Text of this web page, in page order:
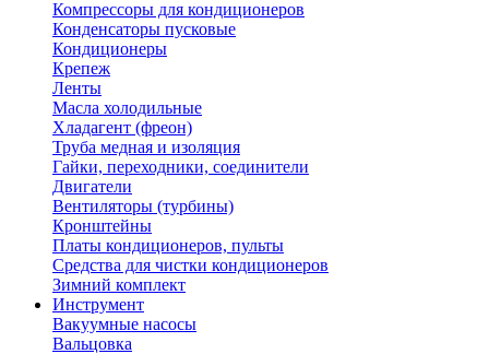
Компрессоры для кондиционеров
Конденсаторы пусковые
Кондиционеры
Крепеж
Ленты
Масла холодильные
Хладагент (фреон)
Труба медная и изоляция
Гайки, переходники, соединители
Двигатели
Вентиляторы (турбины)
Кронштейны
Платы кондиционеров, пульты
Средства для чистки кондиционеров
Зимний комплект
Инструмент
Вакуумные насосы
Вальцовка